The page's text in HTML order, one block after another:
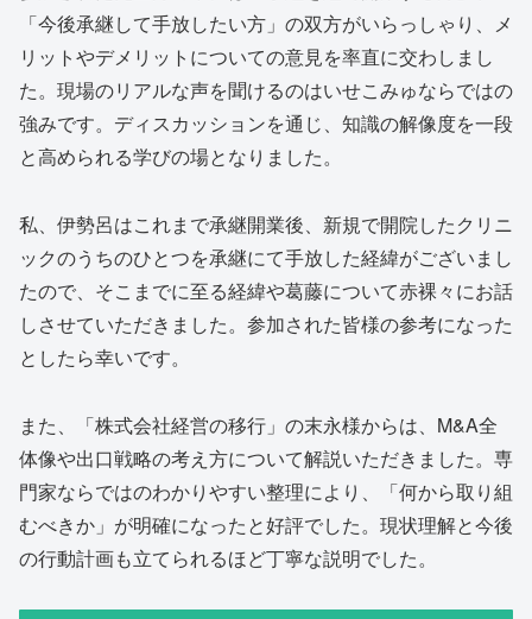
「今後承継して手放したい方」の双方がいらっしゃり、メ
リットやデメリットについての意見を率直に交わしまし
た。現場のリアルな声を聞けるのはいせこみゅならではの
強みです。ディスカッションを通じ、知識の解像度を一段
と高められる学びの場となりました。
私、伊勢呂はこれまで承継開業後、新規で開院したクリニ
ックのうちのひとつを承継にて手放した経緯がございまし
たので、そこまでに至る経緯や葛藤について赤裸々にお話
しさせていただきました。参加された皆様の参考になった
としたら幸いです。
また、「株式会社経営の移行」の末永様からは、M&A全
体像や出口戦略の考え方について解説いただきました。専
門家ならではのわかりやすい整理により、「何から取り組
むべきか」が明確になったと好評でした。現状理解と今後
の行動計画も立てられるほど丁寧な説明でした。